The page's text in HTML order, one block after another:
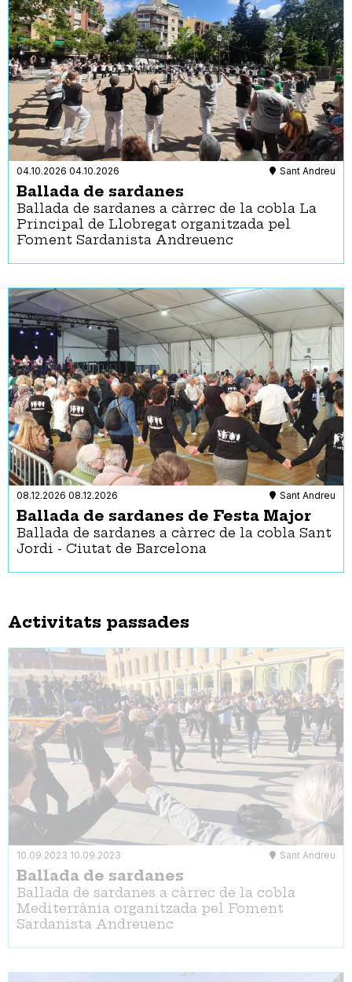
04.10.2026 04.10.2026 Sant Andreu
Ballada de sardanes
Ballada de sardanes a càrrec de la cobla La
Principal de Llobregat organitzada pel
Foment Sardanista Andreuenc
08.12.2026 08.12.2026 Sant Andreu
Ballada de sardanes de Festa Major
Ballada de sardanes a càrrec de la cobla Sant
Jordi - Ciutat de Barcelona
Activitats passades
10.09.2023 10.09.2023 Sant Andreu
Ballada de sardanes
Ballada de sardanes a càrrec de la cobla
Mediterrània organitzada pel Foment
Sardanista Andreuenc